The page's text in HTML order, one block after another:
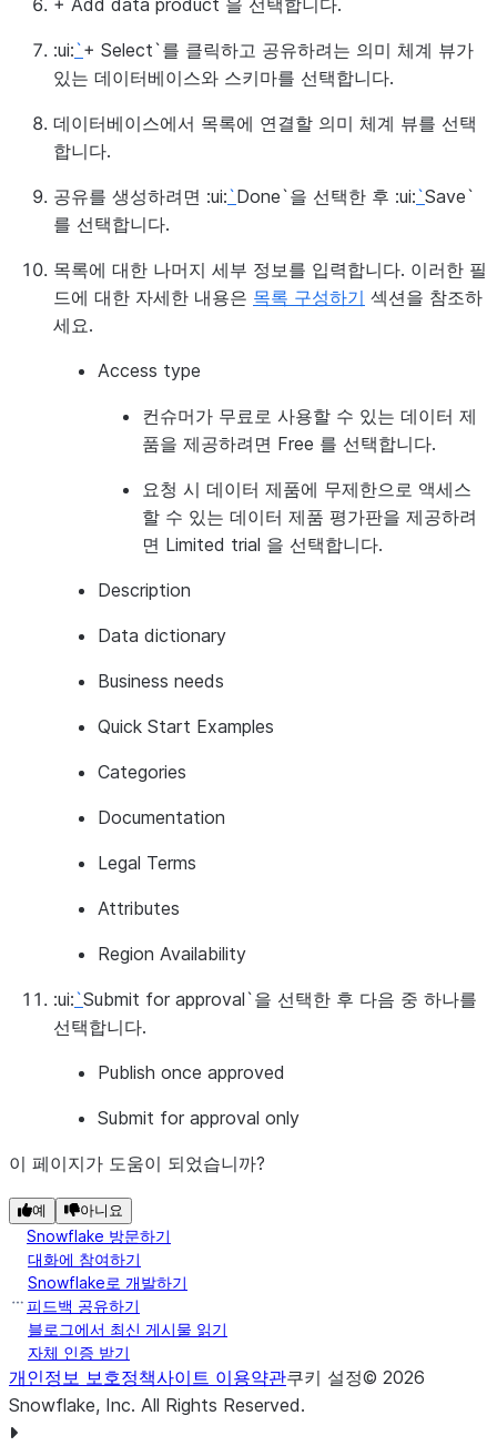
+ Add data product 을 선택합니다.
:ui:`+ Select`를 클릭하고 공유하려는 의미 체계 뷰가
있는 데이터베이스와 스키마를 선택합니다.
데이터베이스에서 목록에 연결할 의미 체계 뷰를 선택
합니다.
공유를 생성하려면 :ui:`Done`을 선택한 후 :ui:`Save`
를 선택합니다.
목록에 대한 나머지 세부 정보를 입력합니다. 이러한 필
드에 대한 자세한 내용은 목록 구성하기 섹션을 참조하
세요.
Access type
컨슈머가 무료로 사용할 수 있는 데이터 제
품을 제공하려면 Free 를 선택합니다.
요청 시 데이터 제품에 무제한으로 액세스
할 수 있는 데이터 제품 평가판을 제공하려
면 Limited trial 을 선택합니다.
Description
Data dictionary
Business needs
Quick Start Examples
Categories
Documentation
Legal Terms
Attributes
Region Availability
:ui:`Submit for approval`을 선택한 후 다음 중 하나를
선택합니다.
Publish once approved
Submit for approval only
이 페이지가 도움이 되었습니까?
예 아니요
Snowflake 방문하기
대화에 참여하기
Snowflake로 개발하기
피드백 공유하기
블로그에서 최신 게시물 읽기
자체 인증 받기
개인정보 보호정책사이트 이용약관쿠키 설정© 2026
Snowflake, Inc. All Rights Reserved.